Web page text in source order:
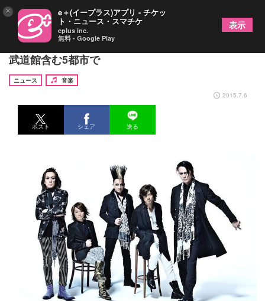
BUCK-TICK「THE DAY IN QUESTION」16年目の
武道館含む5都市で
ニュース
音楽
2015.7.6
ポスト シェア 送る
× e＋(イープラス)アプリ - チケッ
ト・ニュース・スマチケ
eplus inc.
無料 - Google Play
表示